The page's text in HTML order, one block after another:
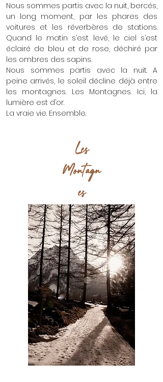
Nous sommes partis avec la nuit, bercés,
un long moment, par les phares des
voitures et les réverbères de stations.
Quand le matin s’est levé, le ciel s’est
éclairé de bleu et de rose, déchiré par
les ombres des sapins.
Nous sommes partis avec la nuit. A
peine arrivés, le soleil décline déjà entre
les montagnes. Les Montagnes. Ici, la
lumière est d’or.
La vraie vie. Ensemble.
Les
Montagn
es